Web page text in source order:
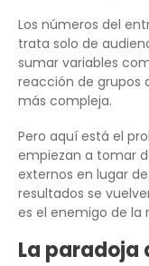
Los números del
trata solo de
sumar variables
reacción de grupos
más compleja.
Pero aquí está el
empiezan a tomar
externos en lugar
resultados se
es el enemigo de la
La paradoja